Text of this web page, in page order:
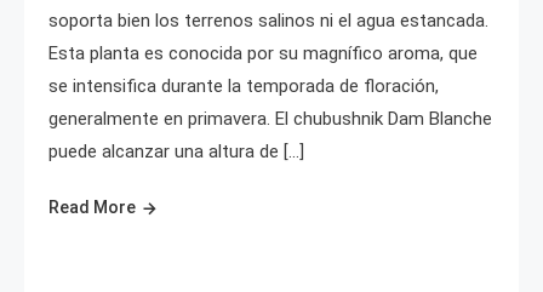
soporta bien los terrenos salinos ni el agua estancada.
Esta planta es conocida por su magnífico aroma, que
se intensifica durante la temporada de floración,
generalmente en primavera. El chubushnik Dam Blanche
puede alcanzar una altura de […]
Read More